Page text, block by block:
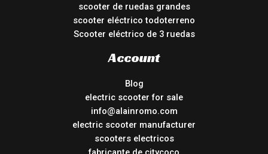
scooter de ruedas grandes
scooter eléctrico todoterreno
Scooter eléctrico de 3 ruedas
Account
Blog
electric scooter for sale
info@alainromo.com
electric scooter manufacturer
scooters electricos